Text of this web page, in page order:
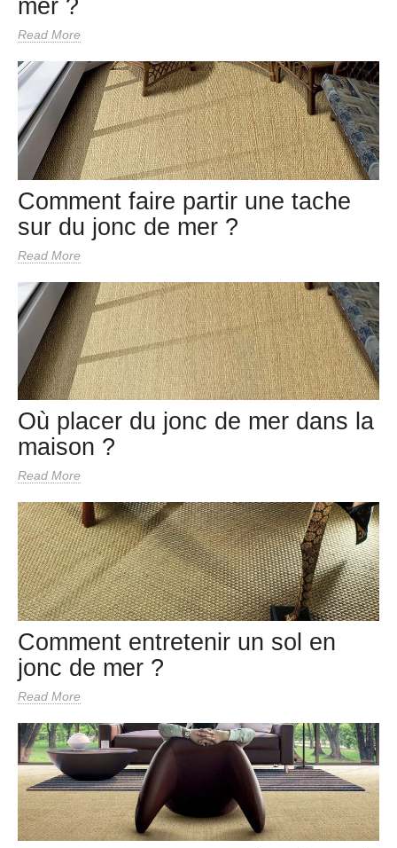
mer ?
Read More
Comment faire partir une tache
sur du jonc de mer ?
Read More
Où placer du jonc de mer dans la
maison ?
Read More
Comment entretenir un sol en
jonc de mer ?
Read More